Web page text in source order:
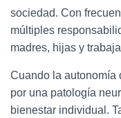
sociedad. Con
múltiples
madres, hijas y
Cuando la autonomía
por una patología
bienestar individual.